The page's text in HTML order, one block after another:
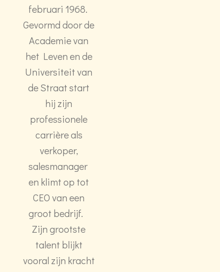
februari 1968.
Gevormd door de
Academie van
het Leven en de
Universiteit van
de Straat start
hij zijn
professionele
carrière als
verkoper,
salesmanager
en klimt op tot
CEO van een
groot bedrijf.
Zijn grootste
talent blijkt
vooral zijn kracht